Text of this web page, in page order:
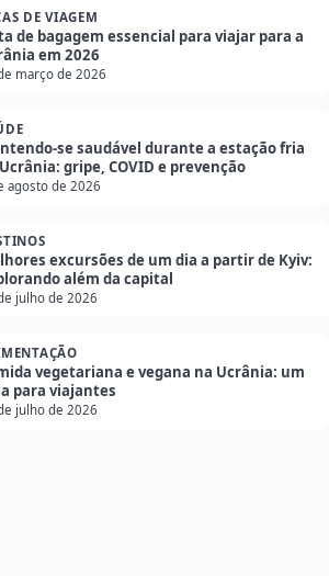
DE VIAGEM
de bagagem essencial para viajar para a
em 2026
março de 2026
se saudável durante a estação fria
gripe, COVID e prevenção
agosto de 2026
excursões de um dia a partir de Kyiv:
além da capital
julho de 2026
vegetariana e vegana na Ucrânia: um
para viajantes
julho de 2026